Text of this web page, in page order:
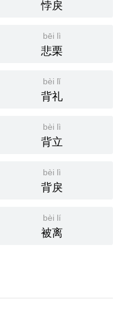
悖戾
bēi lì
悲栗
bèi lǐ
背礼
bèi lì
背立
bèi lì
背戾
bèi lí
被离